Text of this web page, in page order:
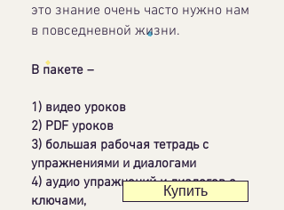
это знание очень часто нужно нам
в повседневной жизни.
В пакете –
1) видео уроков
2) PDF уроков
3) большая рабочая тетрадь с
упражнениями и диалогами
4) аудио упражнений и диалогов с
ключами,
Купить